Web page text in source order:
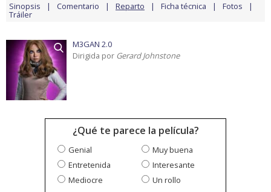
Sinopsis Comentario Reparto Ficha técnica Fotos
Tráiler
M3GAN 2.0
Dirigida por Gerard Johnstone
¿Qué te parece la película?
Genial
Muy buena
Entretenida
Interesante
Mediocre
Un rollo